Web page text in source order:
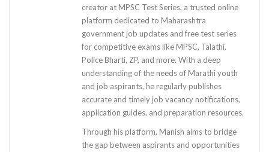
creator at MPSC Test Series, a trusted online
platform dedicated to Maharashtra
government job updates and free test series
for competitive exams like MPSC, Talathi,
Police Bharti, ZP, and more. With a deep
understanding of the needs of Marathi youth
and job aspirants, he regularly publishes
accurate and timely job vacancy notifications,
application guides, and preparation resources.
Through his platform, Manish aims to bridge
the gap between aspirants and opportunities